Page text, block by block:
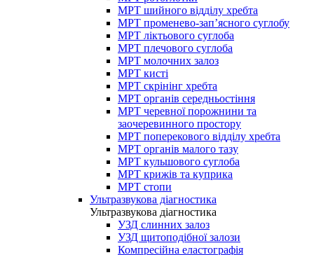
МРТ шийного відділу хребта
МРТ променево-зап’ясного суглобу
МРТ ліктьового суглоба
МРТ плечового суглоба
МРТ молочних залоз
МРТ кисті
МРТ скрінінг хребта
МРТ органів середньостіння
МРТ черевної порожнини та
заочеревинного простору
МРТ поперекового відділу хребта
МРТ органів малого тазу
МРТ кульшового суглоба
МРТ крижів та куприка
МРТ стопи
Ультразвукова діагностика
Ультразвукова діагностика
УЗД слинних залоз
УЗД щитоподібної залози
Компресійна еластографія